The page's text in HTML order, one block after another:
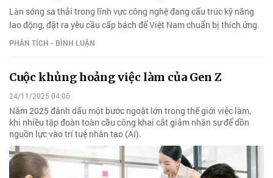
Làn sóng sa thải trong lĩnh vực công nghệ đang cấu trúc kỹ năng
lao động, đặt ra yêu cầu cấp bách để Việt Nam chuẩn bị thích ứng.
PHÂN TÍCH - BÌNH LUẬN
Cuộc khủng hoảng việc làm của Gen Z
24/11/2025 04:06
Năm 2025 đánh dấu một bước ngoặt lớn trong thế giới việc làm,
khi nhiều tập đoàn toàn cầu công khai cắt giảm nhân sự để dồn
nguồn lực vào trí tuệ nhân tạo (AI).